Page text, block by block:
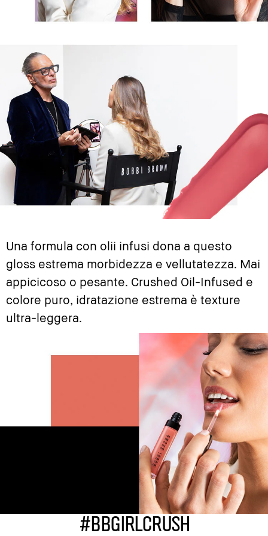
Una formula con olii infusi dona a questo
gloss estrema morbidezza e vellutatezza. Mai
appicicoso o pesante. Crushed Oil-Infused e
colore puro, idratazione estrema è texture
ultra-leggera.
#BBGIRLCRUSH